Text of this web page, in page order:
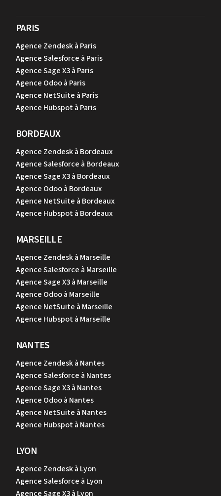
PARIS
Agence Zendesk à Paris
Agence Salesforce à Paris
Agence Sage X3 à Paris
Agence Odoo à Paris
Agence NetSuite à Paris
Agence Hubspot à Paris
BORDEAUX
Agence Zendesk à Bordeaux
Agence Salesforce à Bordeaux
Agence Sage X3 à Bordeaux
Agence Odoo à Bordeaux
Agence NetSuite à Bordeaux
Agence Hubspot à Bordeaux
MARSEILLE
Agence Zendesk à Marseille
Agence Salesforce à Marseille
Agence Sage X3 à Marseille
Agence Odoo à Marseille
Agence NetSuite à Marseille
Agence Hubspot à Marseille
NANTES
Agence Zendesk à Nantes
Agence Salesforce à Nantes
Agence Sage X3 à Nantes
Agence Odoo à Nantes
Agence NetSuite à Nantes
Agence Hubspot à Nantes
LYON
Agence Zendesk à Lyon
Agence Salesforce à Lyon
Agence Sage X3 à Lyon